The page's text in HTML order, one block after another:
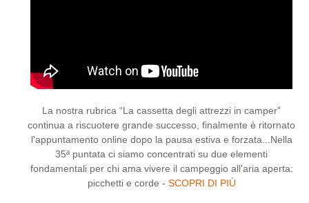
La nostra rubrica “La cassetta degli attrezzi in camper”
continua a riscuotere grande successo, finalmente è ritornato
l'appuntamento online dopo la pausa estiva e forzata...Nella
35ª puntata ci siamo concentrati su due elementi
fondamentali per chi ama vivere il campeggio all'aria aperta:
picchetti e corde - SCOPRI DI PIÙ